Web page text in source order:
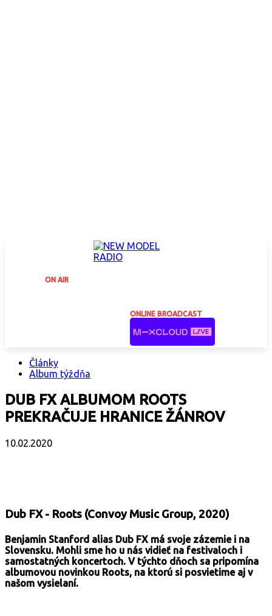
ON AIR
ONLINE BROADCAST
Články
Album týždňa
DUB FX ALBUMOM ROOTS
PREKRAČUJE HRANICE ŽÁNROV
10.02.2020
Dub FX - Roots (Convoy Music Group, 2020)
Benjamin Stanford alias Dub FX má svoje zázemie i na
Slovensku. Mohli sme ho u nás vidieť na festivaloch i
samostatných koncertoch. V týchto dňoch sa pripomína
albumovou novinkou Roots, na ktorú si posvietime aj v
našom vysielaní.